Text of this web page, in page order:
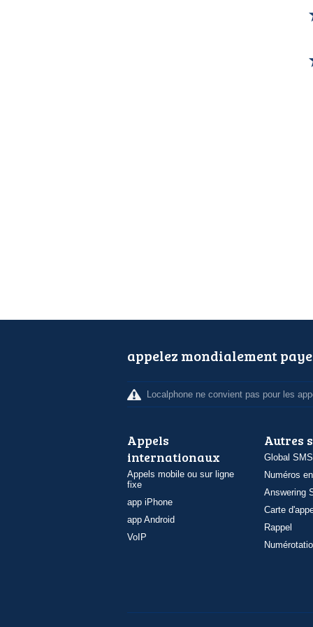
appelez mondialement
Localphone ne convient pas pour les
Appels
internationaux
Appels mobile ou sur ligne
fixe
app iPhone
app Android
VoIP
Autres
Global SMS
Numéros
Answering
Carte
Rappel